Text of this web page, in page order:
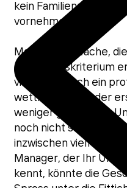
kein Familienmitglied,
vornehmen.
Manche Schwäche,
Ausschlusskriterium
vielleicht durch ein
wettmachen – oder
weniger gravierend.
noch nicht so weit ist,
inzwischen vielfach
Manager, der Ihr
kennt, könnte die